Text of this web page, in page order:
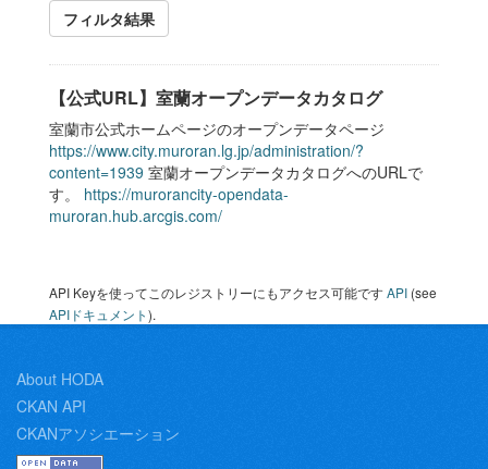
フィルタ結果
【公式URL】室蘭オープンデータカタログ
室蘭市公式ホームページのオープンデータページ
https://www.city.muroran.lg.jp/administration/?
content=1939 室蘭オープンデータカタログへのURLで
す。 https://murorancity-opendata-
muroran.hub.arcgis.com/
API Keyを使ってこのレジストリーにもアクセス可能ですAPI (see
APIドキュメント).
About HODA
CKAN API
CKANアソシエーション